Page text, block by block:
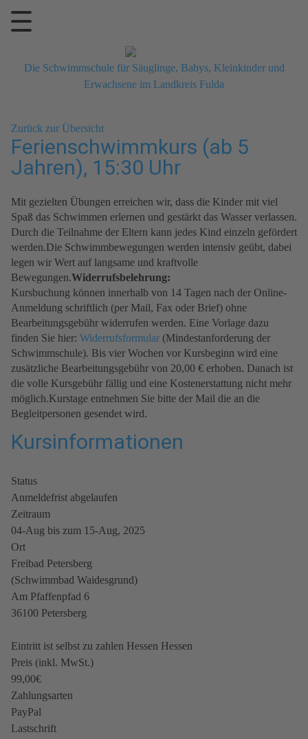
Die Schwimmschule für Säuglinge, Babys, Kleinkinder und
Erwachsene im Landkreis Fulda
Zurück zur Übersicht
Ferienschwimmkurs (ab 5
Jahren), 15:30 Uhr
Mit gezielten Übungen erreichen wir, dass die Kinder mit viel
Spaß das Schwimmen erlernen und gestärkt das Wasser verlassen.
Durch die Teilnahme der Eltern kann jedes Kind einzeln gefördert
werden.Die Schwimmbewegungen werden intensiv geübt, dabei
legen wir Wert auf langsame und kraftvolle
Bewegungen.Widerrufsbelehrung:
Kursbuchung können innerhalb von 14 Tagen nach der Online-
Anmeldung schriftlich (per Mail, Fax oder Brief) ohne
Bearbeitungsgebühr widerrufen werden. Eine Vorlage dazu
finden Sie hier: Widerrufsformular (Mindestanforderung der
Schwimmschule). Bis vier Wochen vor Kursbeginn wird eine
zusätzliche Bearbeitungsgebühr von 20,00 € erhoben. Danach ist
die volle Kursgebühr fällig und eine Kostenerstattung nicht mehr
möglich.Kurstage entnehmen Sie bitte der Mail die an die
Begleitpersonen gesendet wird.
Kursinformationen
Status
Anmeldefrist abgelaufen
Zeitraum
04-Aug bis zum 15-Aug, 2025
Ort
Freibad Petersberg
(Schwimmbad Waidesgrund)
Am Pfaffenpfad 6
36100 Petersberg
Eintritt ist selbst zu zahlen Hessen Hessen
Preis (inkl. MwSt.)
99,00€
Zahlungsarten
PayPal
Lastschrift